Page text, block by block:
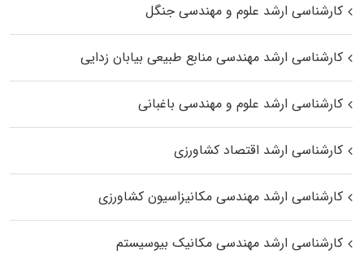
کارشناسی ارشد علوم و مهندسی جنگل
کارشناسی ارشد مهندسی منابع طبیعی بیابان زدایی
کارشناسی ارشد علوم و مهندسی باغبانی
کارشناسی ارشد اقتصاد کشاورزی
کارشناسی ارشد مهندسی مکانیزاسیون کشاورزی
کارشناسی ارشد مهندسی مکانیک بیوسیستم